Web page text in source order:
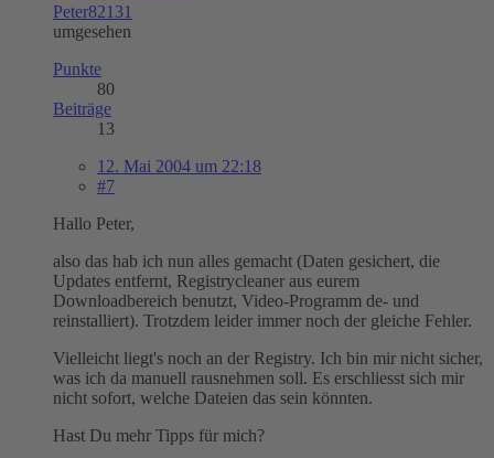
Peter82131
umgesehen
Punkte
80
Beiträge
13
12. Mai 2004 um 22:18
#7
Hallo Peter,
also das hab ich nun alles gemacht (Daten gesichert, die
Updates entfernt, Registrycleaner aus eurem
Downloadbereich benutzt, Video-Programm de- und
reinstalliert). Trotzdem leider immer noch der gleiche Fehler.
Vielleicht liegt's noch an der Registry. Ich bin mir nicht sicher,
was ich da manuell rausnehmen soll. Es erschliesst sich mir
nicht sofort, welche Dateien das sein könnten.
Hast Du mehr Tipps für mich?